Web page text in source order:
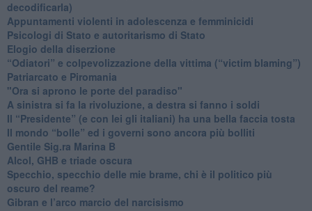
decodificarla)
​Appuntamenti violenti in adolescenza e femminicidi
​Psicologi di Stato e autoritarismo di Stato
Elogio della diserzione
“Odiatori” e colpevolizzazione della vittima (“victim blaming”)
​Patriarcato e Piromania
"Ora si aprono le porte del paradiso"
​A sinistra si fa la rivoluzione, a destra si fanno i soldi
​Il “Presidente” (e con lei gli italiani) ha una bella faccia tosta
​Il mondo “bolle” ed i governi sono ancora più bolliti
​Gentile Sig.ra Marina B
​Alcol, GHB e triade oscura
​Specchio, specchio delle mie brame, chi è il politico più
oscuro del reame?
​Gibran e l’arco marcio del narcisismo